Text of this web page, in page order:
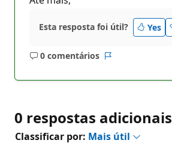
Esta resposta foi útil? Yes
0 comentários
Sem
0 respostas adicionais
Classificar por: Mais útil